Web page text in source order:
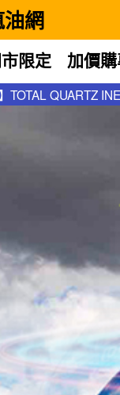
網
】TOTAL QUARTZ
限定 加價